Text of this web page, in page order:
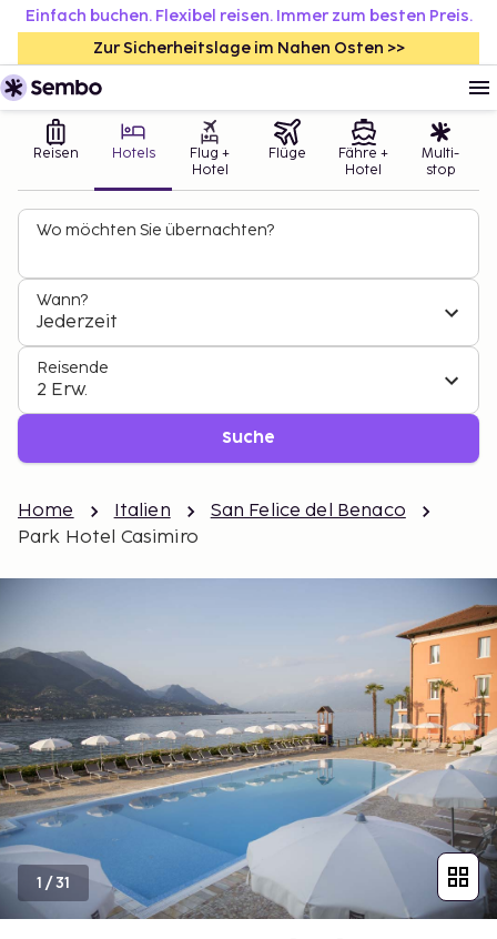
Einfach buchen. Flexibel reisen. Immer zum besten Preis.
Zur Sicherheitslage im Nahen Osten >>
Reisen Hotels
Flug +
Hotel
Flüge
Fähre +
Hotel
Multi-
stop
Wo möchten Sie übernachten?
Wann?
Jederzeit
Reisende
2 Erw.
Suche
Home Italien
San Felice del Benaco
Park Hotel Casimiro
1 /31